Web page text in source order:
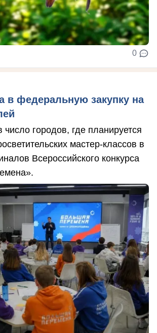
0
в федеральную закупку на
городов, где планируется
мастер-классов в
Всероссийского конкурса